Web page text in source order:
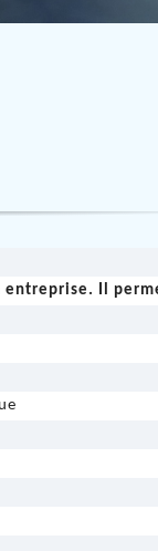
entreprise. Il